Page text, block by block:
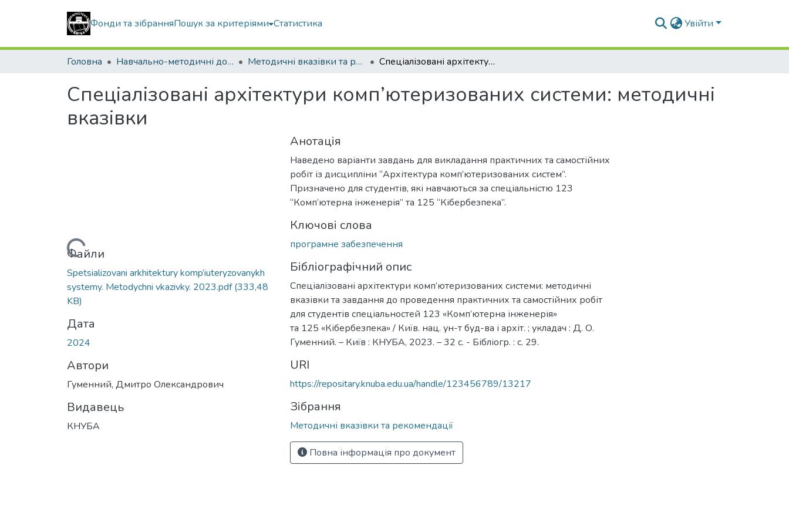
Фонди та зібранняПошук за критеріями Статистика Увійти
Головна Навчально-методичні документи Методичні вказівки та рекомендації Спеціалізовані архітектури комп’ютеризованих системи: методичні вказівки
Спеціалізовані архітектури комп’ютеризованих системи: методичні
вказівки
Вантажиться...
Файли
Spetsializovani arkhitektury komp’iuteryzovanykh
systemy. Metodychni vkazivky. 2023.pdf(333,48
KB)
Дата
2024
Автори
Гуменний, Дмитро Олександрович
Видавець
КНУБА
Анотація
Наведено варіанти завдань для викладання практичних та самостійних
робіт із дисципліни “Архітектура комп’ютеризованих систем”.
Призначено для студентів, які навчаються за спеціальністю 123
“Комп’ютерна інженерія” та 125 “Кібербезпека”.
Ключові слова
програмне забезпечення
Бібліографічний опис
Спеціалізовані архітектури комп’ютеризованих системи: методичні
вказівки та завдання до проведення практичних та самостійних робіт
для студентів спеціальностей 123 «Комп’ютерна інженерія»
та 125 «Кібербезпека» / Київ. нац. ун-т буд-ва і архіт. ; укладач : Д. О.
Гуменний. – Київ : КНУБА, 2023. – 32 с. - Бібліогр. : с. 29.
URI
https://repositary.knuba.edu.ua/handle/123456789/13217
Зібрання
Методичні вказівки та рекомендації
Повна інформація про документ